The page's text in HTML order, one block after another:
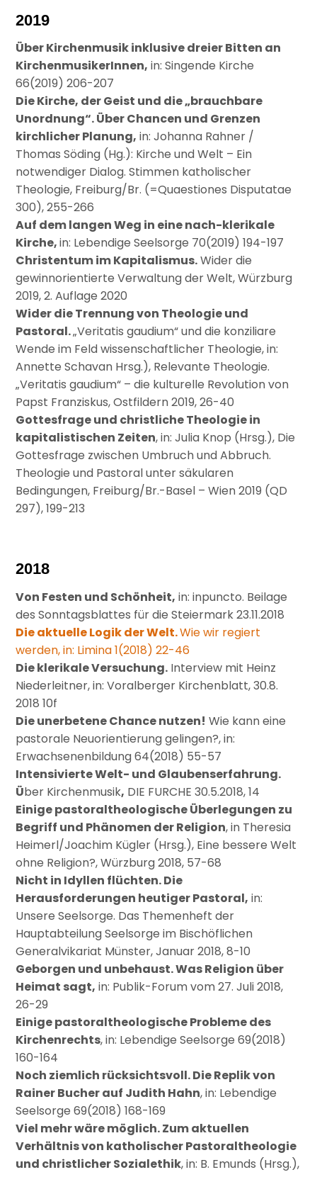
2019
Über Kirchenmusik inklusive dreier Bitten an
KirchenmusikerInnen, in: Singende Kirche
66(2019) 206-207
Die Kirche, der Geist und die „brauchbare
Unordnung“. Über Chancen und Grenzen
kirchlicher Planung, in: Johanna Rahner /
Thomas Söding (Hg.): Kirche und Welt – Ein
notwendiger Dialog. Stimmen katholischer
Theologie, Freiburg/Br. (=Quaestiones Disputatae
300), 255-266
Auf dem langen Weg in eine nach-klerikale
Kirche,in: Lebendige Seelsorge 70(2019) 194-197
Christentum im Kapitalismus.Wider die
gewinnorientierte Verwaltung der Welt, Würzburg
2019, 2. Auflage 2020
Wider die Trennung von Theologie und
Pastoral.„Veritatis gaudium“ und die konziliare
Wende im Feld wissenschaftlicher Theologie, in:
Annette Schavan Hrsg.), Relevante Theologie.
„Veritatis gaudium“ – die kulturelle Revolution von
Papst Franziskus, Ostfildern 2019, 26-40
Gottesfrage und christliche Theologie in
kapitalistischen Zeiten, in: Julia Knop (Hrsg.), Die
Gottesfrage zwischen Umbruch und Abbruch.
Theologie und Pastoral unter säkularen
Bedingungen, Freiburg/Br.-Basel – Wien 2019 (QD
297), 199-213
2018
Von Festen und Schönheit, in: inpuncto. Beilage
des Sonntagsblattes für die Steiermark 23.11.2018
Die aktuelle Logik der Welt.Wie wir regiert
werden, in: Limina 1(2018) 22-46
Die klerikale Versuchung. Interview mit Heinz
Niederleitner, in: Voralberger Kirchenblatt, 30.8.
2018 10f
Die unerbetene Chance nutzen! Wie kann eine
pastorale Neuorientierung gelingen?, in:
Erwachsenenbildung 64(2018) 55-57
Intensivierte Welt- und Glaubenserfahrung.
Über Kirchenmusik, DIE FURCHE 30.5.2018, 14
Einige pastoraltheologische Überlegungen zu
Begriff und Phänomen der Religion, in Theresia
Heimerl/Joachim Kügler (Hrsg.), Eine bessere Welt
ohne Religion?, Würzburg 2018, 57-68
Nicht in Idyllen flüchten. Die
Herausforderungen heutiger Pastoral, in:
Unsere Seelsorge. Das Themenheft der
Hauptabteilung Seelsorge im Bischöflichen
Generalvikariat Münster, Januar 2018, 8-10
Geborgen und unbehaust. Was Religion über
Heimat sagt, in: Publik-Forum vom 27. Juli 2018,
26-29
Einige pastoraltheologische Probleme des
Kirchenrechts, in: Lebendige Seelsorge 69(2018)
160-164
Noch ziemlich rücksichtsvoll. Die Replik von
Rainer Bucher auf Judith Hahn, in: Lebendige
Seelsorge 69(2018) 168-169
Viel mehr wäre möglich. Zum aktuellen
Verhältnis von katholischer Pastoraltheologie
und christlicher Sozialethik, in: B. Emunds (Hrsg.),